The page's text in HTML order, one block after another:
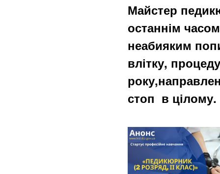
Майстер
останнім
неабияким
влітку,
стоп в цілому.